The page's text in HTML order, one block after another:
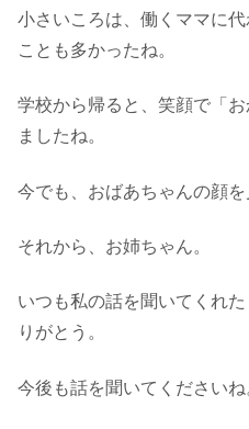
小さいころは、働くママに
ことも多かったね。
学校から帰ると、笑顔で「
ましたね。
今でも、おばあちゃんの顔を
それから、お姉ちゃん。
いつも私の話を聞いてくれ
りがとう。
今後も話を聞いてくださいね